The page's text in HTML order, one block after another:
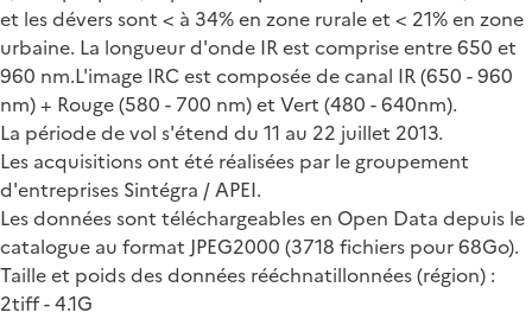
et les dévers sont < à 34% en zone rurale et < 21% en zone
urbaine. La longueur d'onde IR est comprise entre 650 et
960 nm.L'image IRC est composée de canal IR (650 - 960
nm) + Rouge (580 - 700 nm) et Vert (480 - 640nm).
La période de vol s'étend du 11 au 22 juillet 2013.
Les acquisitions ont été réalisées par le groupement
d'entreprises Sintégra / APEI.
Les données sont téléchargeables en Open Data depuis le
catalogue au format JPEG2000 (3718 fichiers pour 68Go).
Taille et poids des données rééchnatillonnées (région) :
2tiff - 4.1G